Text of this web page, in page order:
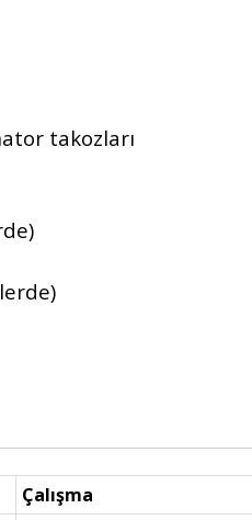
takozları
Çalışma